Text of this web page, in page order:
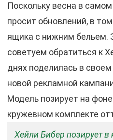
Поскольку весна в
просит обновлений, в
ящика с нижним бельем.
советуем обратиться к
днях поделилась в
новой рекламной
Модель позирует на
кружевном комплекте
Хейли Бибер позирует